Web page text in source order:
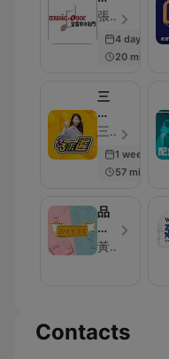
樂
敲
門
張翰揚 正聲廣播 - Épisode 36
4 days ago
20 min
三
三
來
遲-33lately
三三來遲 - Épisode 138
1 week ago
57 min
品
味
生黃薰葳(葳葳) 正聲廣播
Contacts